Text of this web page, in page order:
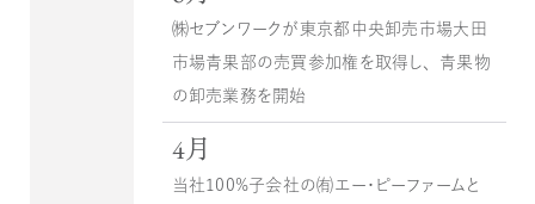
㈱セブンワークが東京都中央卸売市場大田
市場青果部の売買参加権を取得し、青果物
の卸売業務を開始
4月
当社100％子会社の㈲エー・ピーファームと